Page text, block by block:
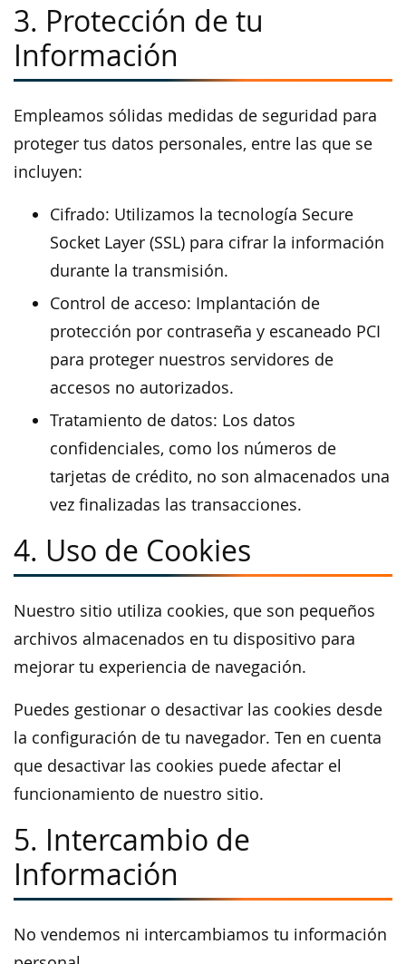
3. Protección de tu
Información
Empleamos sólidas medidas de seguridad para
proteger tus datos personales, entre las que se
incluyen:
Cifrado: Utilizamos la tecnología Secure
Socket Layer (SSL) para cifrar la información
durante la transmisión.
Control de acceso: Implantación de
protección por contraseña y escaneado PCI
para proteger nuestros servidores de
accesos no autorizados.
Tratamiento de datos: Los datos
confidenciales, como los números de
tarjetas de crédito, no son almacenados una
vez finalizadas las transacciones.
4. Uso de Cookies
Nuestro sitio utiliza cookies, que son pequeños
archivos almacenados en tu dispositivo para
mejorar tu experiencia de navegación.
Puedes gestionar o desactivar las cookies desde
la configuración de tu navegador. Ten en cuenta
que desactivar las cookies puede afectar el
funcionamiento de nuestro sitio.
5. Intercambio de
Información
No vendemos ni intercambiamos tu información